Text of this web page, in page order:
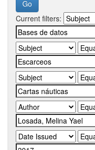
Current filters: